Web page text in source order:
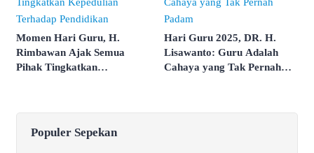
Momen Hari Guru, H.
Rimbawan Ajak Semua
Pihak Tingkatkan
Hari Guru 2025, DR. H.
Lisawanto: Guru Adalah
Cahaya yang Tak Pernah
Populer Sepekan